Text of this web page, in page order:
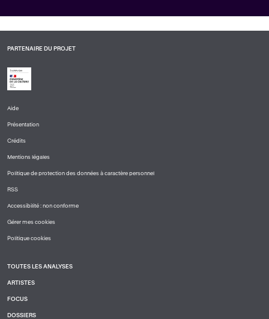
PARTENAIRE DU PROJET
DE
PAGE
1
Aide
Présentation
Crédits
Mentions légales
Politique de protection des données à caractère personnel
RSS
Accessibilité : non conforme
Gérer mes cookies
Politique cookies
DE
PAGE
2
TOUTES LES ANALYSES
ARTISTES
FOCUS
DOSSIERS